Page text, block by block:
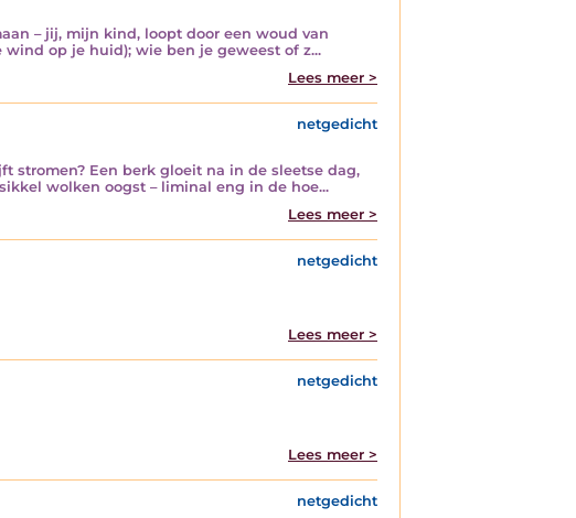
– jij, mijn kind, loopt door een woud van
op je huid); wie ben je geweest of z...
Lees meer >
netgedicht
stromen? Een berk gloeit na in de sleetse dag,
wolken oogst – liminal eng in de hoe...
Lees meer >
netgedicht
Lees meer >
netgedicht
Lees meer >
netgedicht